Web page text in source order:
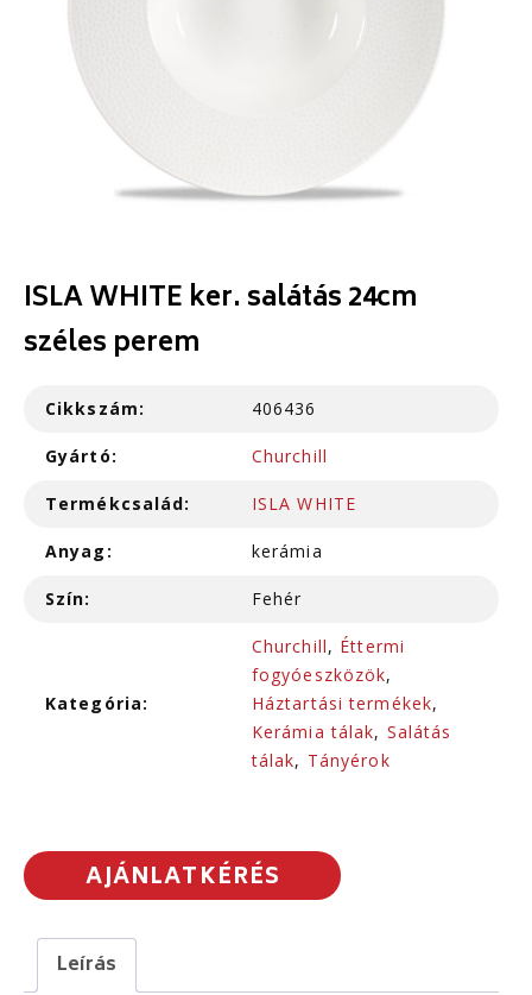
ISLA WHITE ker. salátás 24cm
széles perem
Cikkszám: 406436
Gyártó: Churchill
Termékcsalád: ISLA WHITE
Anyag: kerámia
Szín: Fehér
Kategória:
Churchill, Éttermi
fogyóeszközök,
Háztartási termékek,
Kerámia tálak, Salátás
tálak, Tányérok
AJÁNLATKÉRÉS
Leírás